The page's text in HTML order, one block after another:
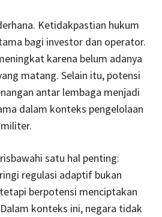
Ketidakpastian hukum
bagi investor dan operator.
karena belum adanya
matang. Selain itu, potensi
antar lembaga menjadi
dalam konteks pengelolaan
satu hal penting:
regulasi adaptif bukan
berpotensi menciptakan
konteks ini, negara tidak